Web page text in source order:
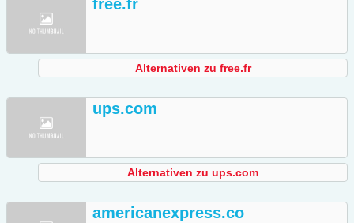
free.fr
Alternativen zu free.fr
ups.com
Alternativen zu ups.com
americanexpress.co